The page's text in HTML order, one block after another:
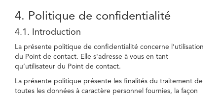
4. Politique de confidentialité
4.1. Introduction
La présente politique de confidentialité concerne l’utilisation
du Point de contact. Elle s'adresse à vous en tant
qu’utilisateur du Point de contact.
La présente politique présente les finalités du traitement de
toutes les données à caractère personnel fournies, la façon